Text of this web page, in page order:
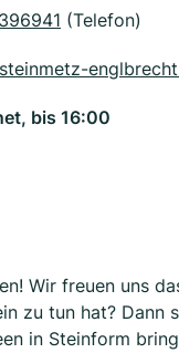
(Telefon)
bis 16:00
Wir freuen uns
zu tun hat? Dann
in Steinform